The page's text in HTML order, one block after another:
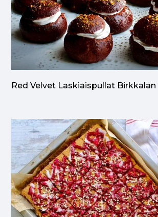
Red Velvet Laskiaispullat Birkkalan